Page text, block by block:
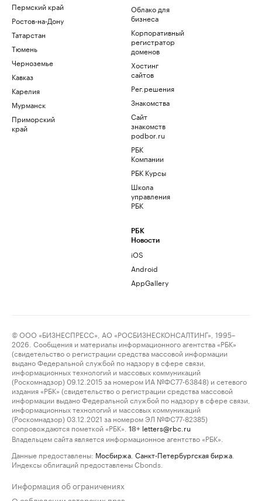
Пермский край
Ростов-на-Дону
Татарстан
Тюмень
Черноземье
Кавказ
Карелия
Мурманск
Приморский
край
Облако для
бизнеса
Корпоративный
регистратор
доменов
Хостинг
сайтов
Рег.решения
Знакомства
Сайт
знакомств
podbor.ru
РБК
Компании
РБК Курсы
Школа
управления
РБК
РБК
Новости
iOS
Android
AppGallery
© ООО «БИЗНЕСПРЕСС», АО «РОСБИЗНЕСКОНСАЛТИНГ», 1995–
2026. Сообщения и материалы информационного агентства «РБК»
(свидетельство о регистрации средства массовой информации
выдано Федеральной службой по надзору в сфере связи,
информационных технологий и массовых коммуникаций
(Роскомнадзор) 09.12.2015 за номером ИА №ФС77-63848) и сетевого
издания «РБК» (свидетельство о регистрации средства массовой
информации выдано Федеральной службой по надзору в сфере связи,
информационных технологий и массовых коммуникаций
(Роскомнадзор) 03.12.2021 за номером ЭЛ №ФС77-82385)
сопровождаются пометкой «РБК».
18+ letters@rbc.ru
Владельцем сайта является информационное агентство «РБК».
Данные предоставлены: Мосбиржа Санкт-Петербургская биржа
Индексы облигаций предоставлены Cbonds.
Информация об ограничениях